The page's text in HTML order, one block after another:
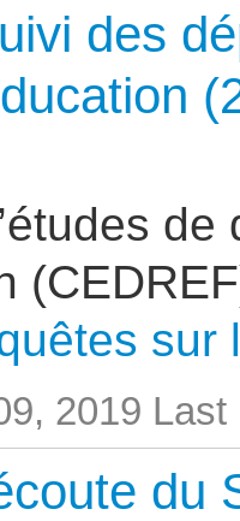
des
sur
2019 Last
du